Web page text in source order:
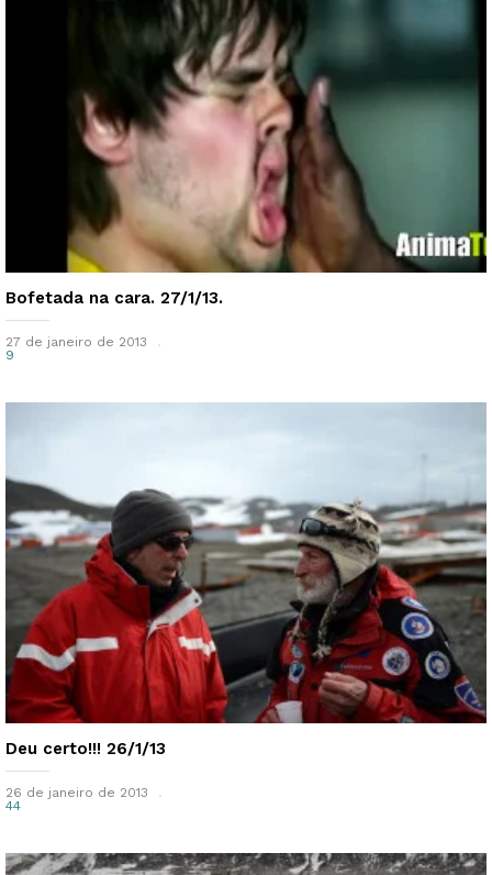
Bofetada na cara. 27/1/13.
27 de janeiro de 2013
9
Deu certo!!! 26/1/13
26 de janeiro de 2013
44